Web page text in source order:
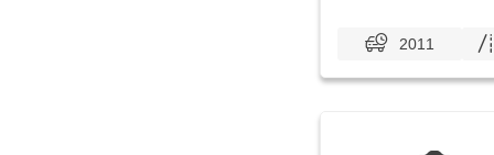
2011